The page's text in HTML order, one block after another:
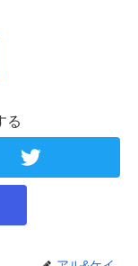
る